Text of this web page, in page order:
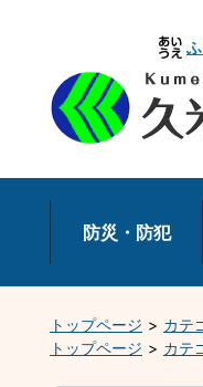
本
文
へ
移
動
防災・防犯
トップページ カテ
トップページ
カテ